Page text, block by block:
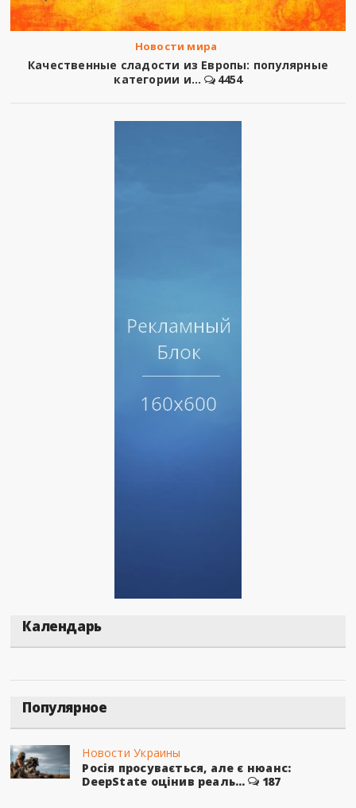
Новости мира
Качественные сладости из Европы: популярные
категории и...
4454
Календарь
Популярное
Новости Украины
Росія просувається, але є нюанс:
DeepState оцінив реаль...
187